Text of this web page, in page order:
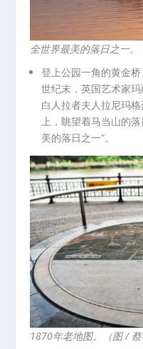
全世界最美的落日之一。
登上公园一角的黄金
世纪末，英国艺术家
白人拉者夫人拉尼玛
上，眺望着马当山的
美的落日之一”。
1870年老地图。（图 / 蔡